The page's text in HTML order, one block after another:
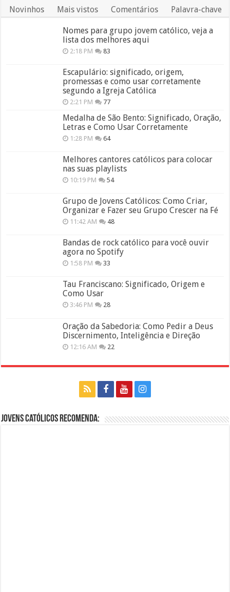
Novinhos Mais vistos Comentários Palavra-chave
Nomes para grupo jovem católico, veja a
lista dos melhores aqui
2:18 PM 83
Escapulário: significado, origem,
promessas e como usar corretamente
segundo a Igreja Católica
2:21 PM 77
Medalha de São Bento: Significado, Oração,
Letras e Como Usar Corretamente
1:28 PM 64
Melhores cantores católicos para colocar
nas suas playlists
10:19 PM 54
Grupo de Jovens Católicos: Como Criar,
Organizar e Fazer seu Grupo Crescer na Fé
11:42 AM 48
Bandas de rock católico para você ouvir
agora no Spotify
1:58 PM 33
Tau Franciscano: Significado, Origem e
Como Usar
3:46 PM 28
Oração da Sabedoria: Como Pedir a Deus
Discernimento, Inteligência e Direção
12:16 AM 22
Jovens Católicos Recomenda: